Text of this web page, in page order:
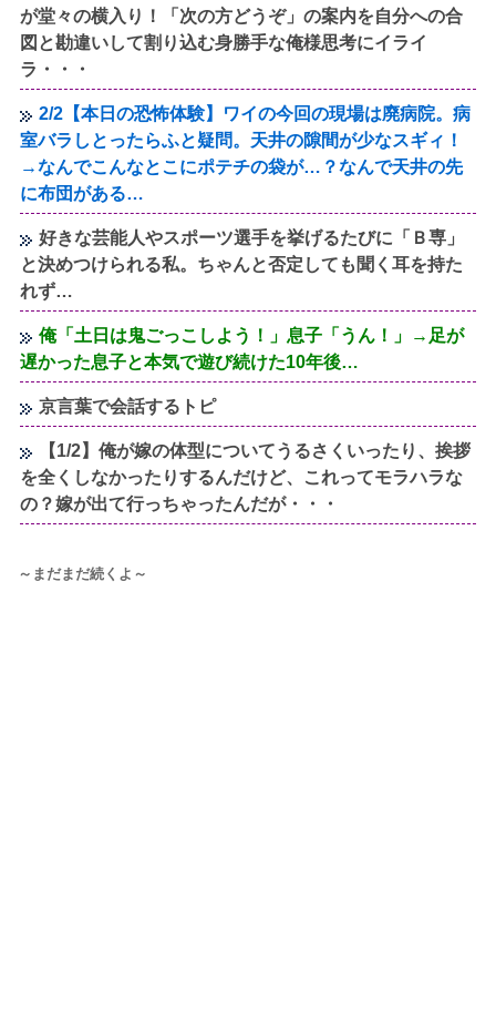
が堂々の横入り！「次の方どうぞ」の案内を自分への合
図と勘違いして割り込む身勝手な俺様思考にイライ
ラ・・・
2/2【本日の恐怖体験】ワイの今回の現場は廃病院。病
室バラしとったらふと疑問。天井の隙間が少なスギィ！
→なんでこんなとこにポテチの袋が…？なんで天井の先
に布団がある…
好きな芸能人やスポーツ選手を挙げるたびに「Ｂ専」
と決めつけられる私。ちゃんと否定しても聞く耳を持た
れず…
俺「土日は鬼ごっこしよう！」息子「うん！」→足が
遅かった息子と本気で遊び続けた10年後…
京言葉で会話するトピ
【1/2】俺が嫁の体型についてうるさくいったり、挨拶
を全くしなかったりするんだけど、これってモラハラな
の？嫁が出て行っちゃったんだが・・・
～まだまだ続くよ～